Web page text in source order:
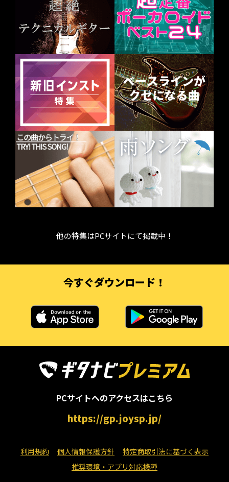
他の特集はPCサイトにて掲載中！
今すぐダウンロード！
PCサイトへのアクセスはこちら
https://gp.joysp.jp/
利用規約 個人情報保護方針
特定商取引法に基づく表示
推奨環境・アプリ対応機種